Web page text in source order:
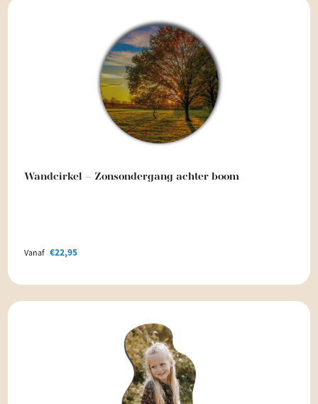
Wandcirkel – Zonsondergang achter boom
Vanaf €22,95